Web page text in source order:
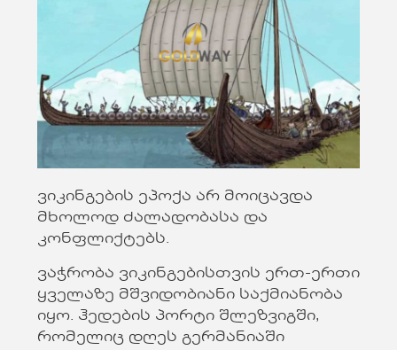
ვიკინგების ეპოქა არ მოიცავდა
მხოლოდ ძალადობასა და
კონფლიქტებს.
ვაჭრობა ვიკინგებისთვის ერთ-ერთი
ყველაზე მშვიდობიანი საქმიანობა
იყო. ჰედების პორტი შლეზვიგში,
რომელიც დღეს გერმანიაში